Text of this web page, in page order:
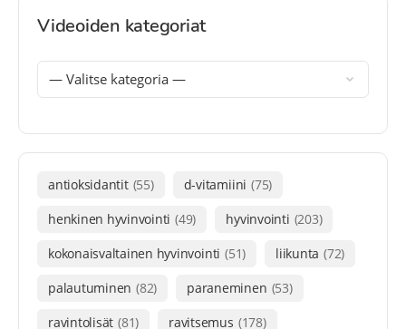
Videoiden kategoriat
antioksidantit (55) d-vitamiini (75)
henkinen hyvinvointi (49) hyvinvointi (203)
kokonaisvaltainen hyvinvointi (51) liikunta (72)
palautuminen (82) paraneminen (53)
ravintolisät (81) ravitsemus (178)